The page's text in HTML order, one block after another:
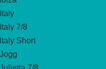
Italy
Italy 7/8
Italy Short
Jogg